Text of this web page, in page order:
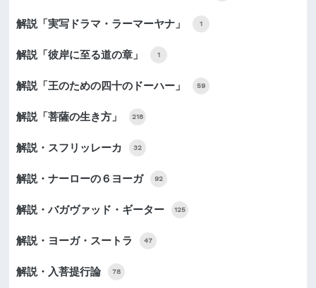
解説「実写ドラマ・ラーマーヤナ」 1
解説「彼岸に至る道の章」 1
解説「王のための四十のドーハー」 59
解説「菩薩の生き方」 218
解説・スフリッレーカ 32
解説・ナーローの６ヨーガ 92
解説・バガヴァッド・ギーター 125
解説・ヨーガ・スートラ 47
解説・入菩提行論 78